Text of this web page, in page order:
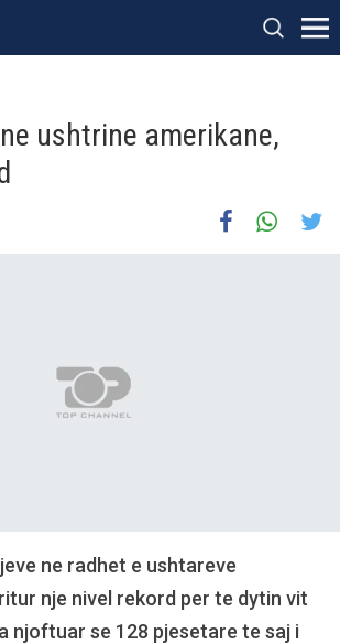
ushtrine amerikane,
ne radhet e ushtareve
nje nivel rekord per te dytin vit
njoftuar se 128 pjesetare te saj i